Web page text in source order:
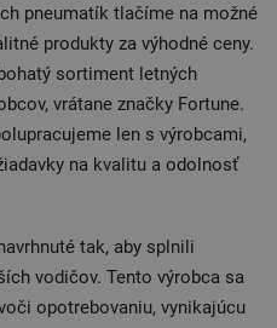
pneumatík tlačíme na možné
produkty za výhodné ceny.
sortiment letných
vrátane značky Fortune.
len s výrobcami,
na kvalitu a odolnosť
tak, aby splnili
vodičov. Tento výrobca sa
opotrebovaniu, vynikajúcu